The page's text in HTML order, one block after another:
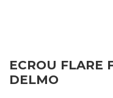
ECROU FLARE
DELMO